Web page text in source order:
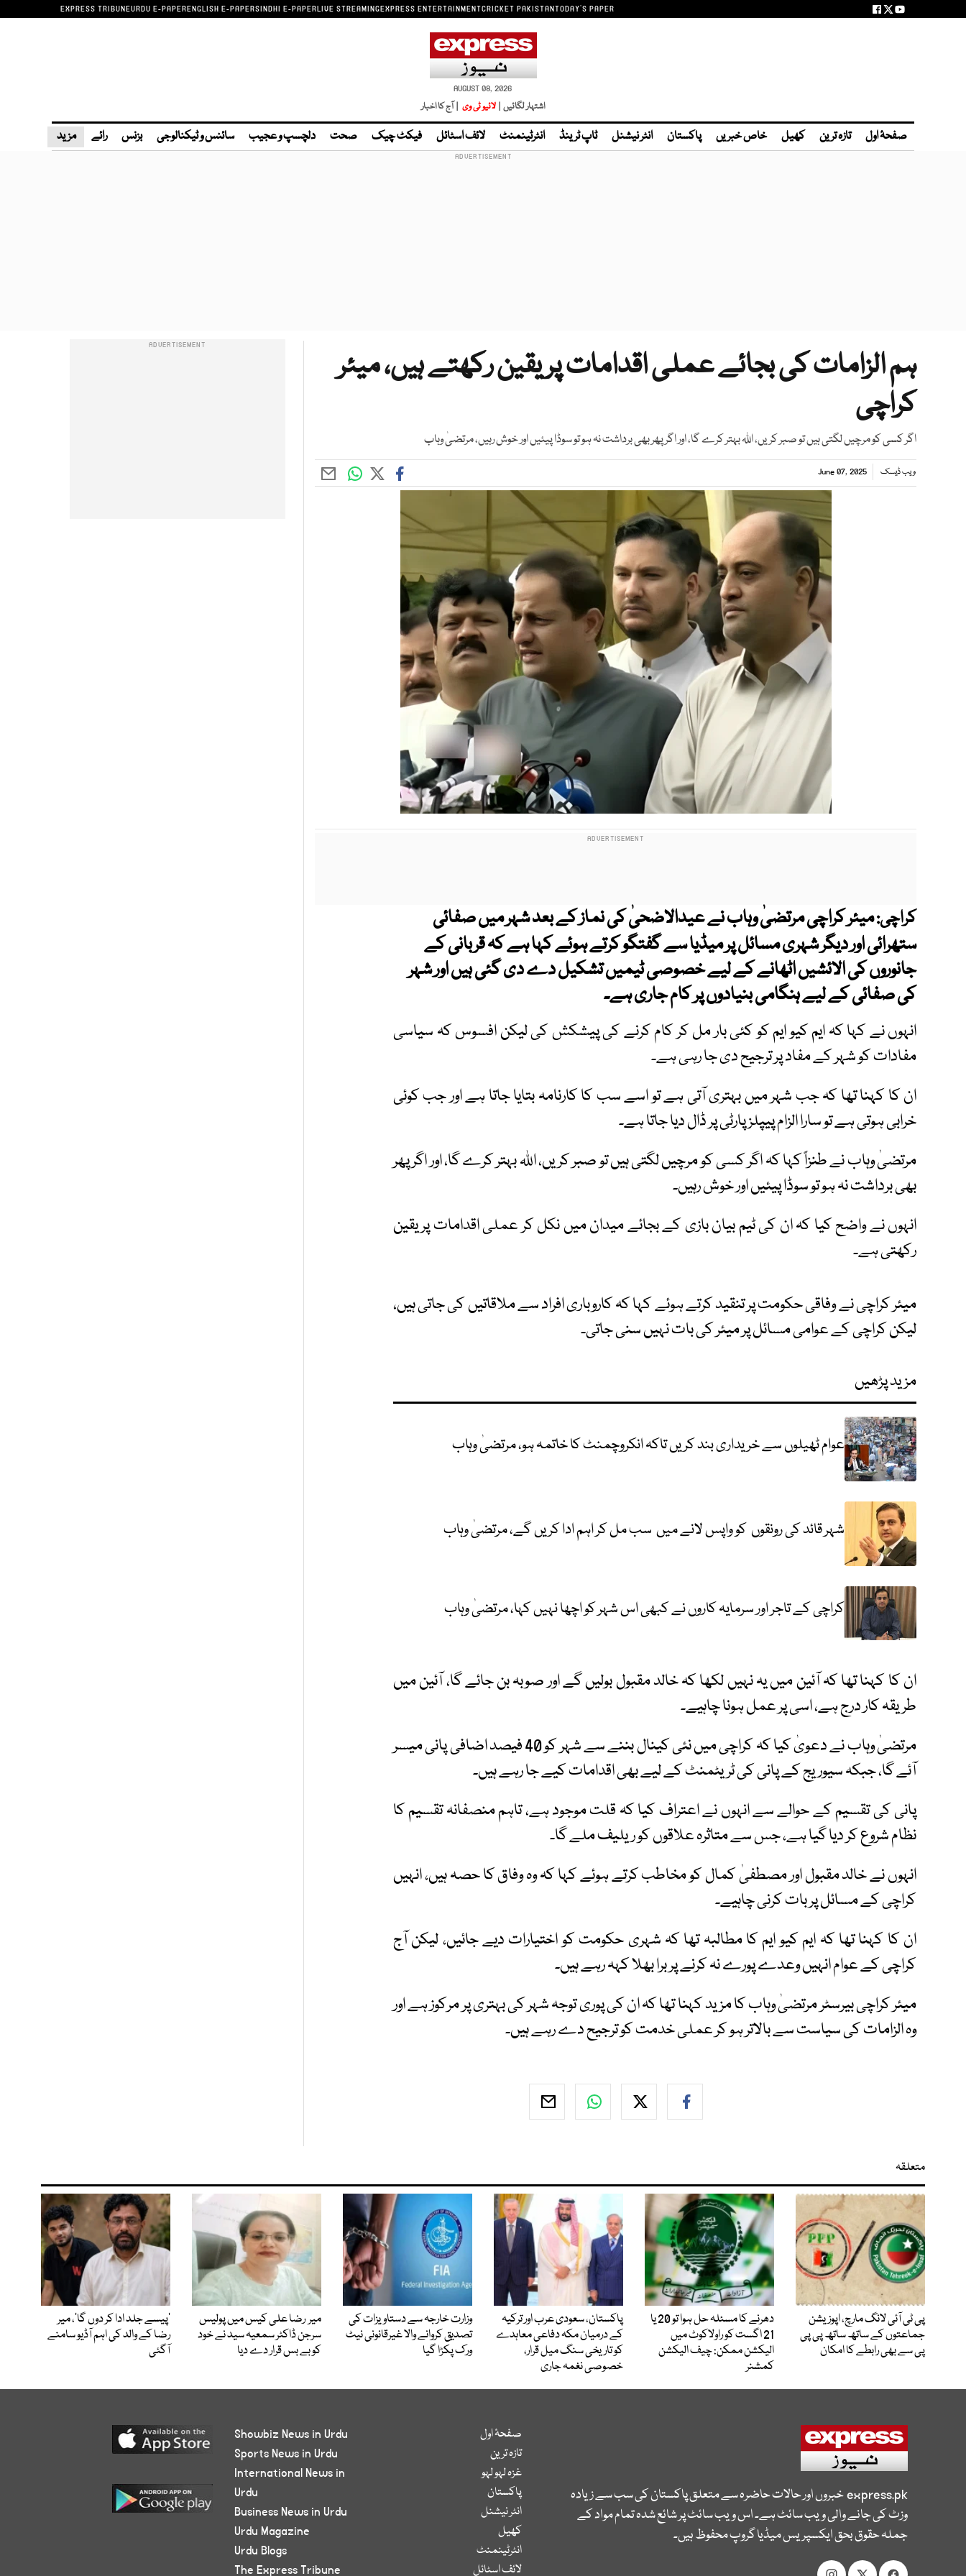
EXPRESS TRIBUNEURDU E-PAPERENGLISH E-PAPERSINDHI E-PAPERLIVE STREAMINGEXPRESS ENTERTAINMENTCRICKET PAKISTANTODAY'S PAPER
AUGUST 08, 2026
اشتہار لگائیں | لائیو ٹی وی | آج کا اخبار
صفحۂ اول تازہ ترین کھیل خاص خبریں پاکستان انٹر نیشنل ٹاپ ٹرینڈ انٹرٹینمنٹ لائف اسٹائل فیکٹ چیک صحت دلچسپ و عجیب سائنس و ٹیکنالوجی بزنس رائے مزید
ہم الزامات کی بجائے عملی اقدامات پر یقین رکھتے ہیں، میئر
کراچی
اگر کسی کو مرچیں لگتی ہیں تو صبر کریں، اللہ بہتر کرے گا، اور اگر پھر بھی برداشت نہ ہو تو سوڈا پیئیں اور خوش رہیں، مرتضیٰ وہاب
ویب ڈیسک June 07, 2025
کراچی:میئر کراچی مرتضیٰ وہاب نے عیدالاضحیٰ کی نماز کے بعد شہر میں صفائی
ستھرائی اور دیگر شہری مسائل پر میڈیا سے گفتگو کرتے ہوئے کہا ہے کہ قربانی کے
جانوروں کی الائشیں اٹھانے کے لیے خصوصی ٹیمیں تشکیل دے دی گئی ہیں اور شہر
کی صفائی کے لیے ہنگامی بنیادوں پر کام جاری ہے۔
انہوں نے کہا کہ ایم کیو ایم کو کئی بار مل کر کام کرنے کی پیشکش کی لیکن افسوس کہ سیاسی
مفادات کو شہر کے مفاد پر ترجیح دی جا رہی ہے۔
ان کا کہنا تھا کہ جب شہر میں بہتری آتی ہے تو اسے سب کا کارنامہ بتایا جاتا ہے اور جب کوئی
خرابی ہوتی ہے تو سارا الزام پیپلز پارٹی پر ڈال دیا جاتا ہے۔
مرتضیٰ وہاب نے طنزاً کہا کہ اگر کسی کو مرچیں لگتی ہیں تو صبر کریں، اللہ بہتر کرے گا، اور اگر پھر
بھی برداشت نہ ہو تو سوڈا پیئیں اور خوش رہیں۔
انہوں نے واضح کیا کہ ان کی ٹیم بیان بازی کے بجائے میدان میں نکل کر عملی اقدامات پر یقین
رکھتی ہے۔
میئر کراچی نے وفاقی حکومت پر تنقید کرتے ہوئے کہا کہ کاروباری افراد سے ملاقاتیں کی جاتی ہیں،
لیکن کراچی کے عوامی مسائل پر میئر کی بات نہیں سنی جاتی۔
مزید پڑھیں
عوام ٹھیلوں سے خریداری بند کریں تاکہ انکروچمنٹ کا خاتمہ ہو، مرتضیٰ وہاب
شہر قائد کی رونقوں کو واپس لانے میں سب مل کر اہم ادا کریں گے، مرتضیٰ وہاب
کراچی کے تاجر اور سرمایہ کاروں نے کبھی اس شہر کو اچھا نہیں کہا، مرتضیٰ وہاب
ان کا کہنا تھا کہ آئین میں یہ نہیں لکھا کہ خالد مقبول بولیں گے اور صوبہ بن جائے گا، آئین میں
طریقہ کار درج ہے، اسی پر عمل ہونا چاہیے۔
مرتضیٰ وہاب نے دعویٰ کیا کہ کراچی میں نئی کینال بننے سے شہر کو 40 فیصد اضافی پانی میسر
آئے گا، جبکہ سیوریج کے پانی کی ٹریٹمنٹ کے لیے بھی اقدامات کیے جا رہے ہیں۔
پانی کی تقسیم کے حوالے سے انہوں نے اعتراف کیا کہ قلت موجود ہے، تاہم منصفانہ تقسیم کا
نظام شروع کر دیا گیا ہے، جس سے متاثرہ علاقوں کو ریلیف ملے گا۔
انہوں نے خالد مقبول اور مصطفیٰ کمال کو مخاطب کرتے ہوئے کہا کہ وہ وفاق کا حصہ ہیں، انہیں
کراچی کے مسائل پر بات کرنی چاہیے۔
ان کا کہنا تھا کہ ایم کیو ایم کا مطالبہ تھا کہ شہری حکومت کو اختیارات دیے جائیں، لیکن آج
کراچی کے عوام انہیں وعدے پورے نہ کرنے پر برا بھلا کہہ رہے ہیں۔
میئر کراچی بیرسٹر مرتضیٰ وہاب کا مزید کہنا تھا کہ ان کی پوری توجہ شہر کی بہتری پر مرکوز ہے اور
وہ الزامات کی سیاست سے بالاتر ہو کر عملی خدمت کو ترجیح دے رہے ہیں۔
متعلقہ
پی ٹی آئی لانگ مارچ، اپوزیشن
جماعتوں کے ساتھ ساتھ پی پی
پی سے بھی رابطے کا امکان
دھرنے کا مسئلہ حل ہوا تو 20 یا
21 اگست کو راولاکوٹ میں
الیکشن ممکن: چیف الیکشن
کمشنر
پاکستان، سعودی عرب اور ترکیہ
کے درمیان مکہ دفاعی معاہدے
کو تاریخی سنگ میل قرار،
خصوصی نغمہ جاری
وزارت خارجہ سے دستاویزات کی
تصدیق کروانے والا غیرقانونی نیٹ
ورک پکڑا گیا
میر رضا علی کیس میں پولیس
سرجن ڈاکٹر سمعیہ سید نے خود
کو بے بس قرار دے دیا
’پیسے جلد ادا کر دوں گا‘، میر
رضا کے والد کی اہم آڈیو سامنے
آگئی
express.pkخبروں اور حالات حاضرہ سے متعلق پاکستان کی سب سے زیادہ
وزٹ کی جانے والی ویب سائٹ ہے۔ اس ویب سائٹ پر شائع شدہ تمام مواد کے
جملہ حقوق بحق ایکسپریس میڈیا گروپ محفوظ ہیں۔
صفحۂ اول
تازہ ترین
غزہ لہو لہو
پاکستان
انٹر نیشنل
کھیل
انٹرٹینمنٹ
لائف اسٹائل
Showbiz News in Urdu
Sports News in Urdu
International News in
Urdu
Business News in Urdu
Urdu Magazine
Urdu Blogs
The Express Tribune